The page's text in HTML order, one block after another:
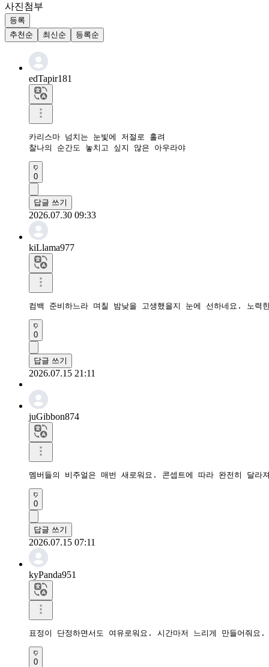
사진첨부
등록
추천순
최신순 등록순
edTapir181
카리스마 넘치는 눈빛에 저절로 홀려
찰나의 순간도 놓치고 싶지 않은 아우라야
0
답글 쓰기
2026.07.30 09:33
kiLlama977
컴백 준비하느라 며칠 밤낮을 고생했을지 눈에 선하네요. 노력
0
답글 쓰기
2026.07.15 21:11
juGibbon874
멤버들의 비주얼은 매번 새로워요. 콘셉트에 따라 완전히 달라
0
답글 쓰기
2026.07.15 07:11
kyPanda951
표정이 단정하면서도 여유로워요. 시간마저 느리게 만들어줘요.
0